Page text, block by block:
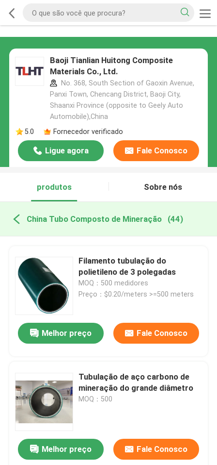
Baoji Tianlian Huitong Composite
Materials Co., Ltd.
No. 368, South Section of Gaoxin Avenue,
Panxi Town, Chencang District, Baoji City,
Shaanxi Province (opposite to Geely Auto
Automobile),China
5.0
Fornecedor verificado
Ligue agora Fale Conosco
produtos Sobre nós
China Tubo Composto de Mineração (44)
Filamento tubulação do
polietileno de 3 polegadas
MOQ：500 medidores
Preço：$0.20/meters >=500 meters
Melhor preço Fale Conosco
Tubulação de aço carbono de
mineração do grande diâmetro
MOQ：500
Melhor preço Fale Conosco